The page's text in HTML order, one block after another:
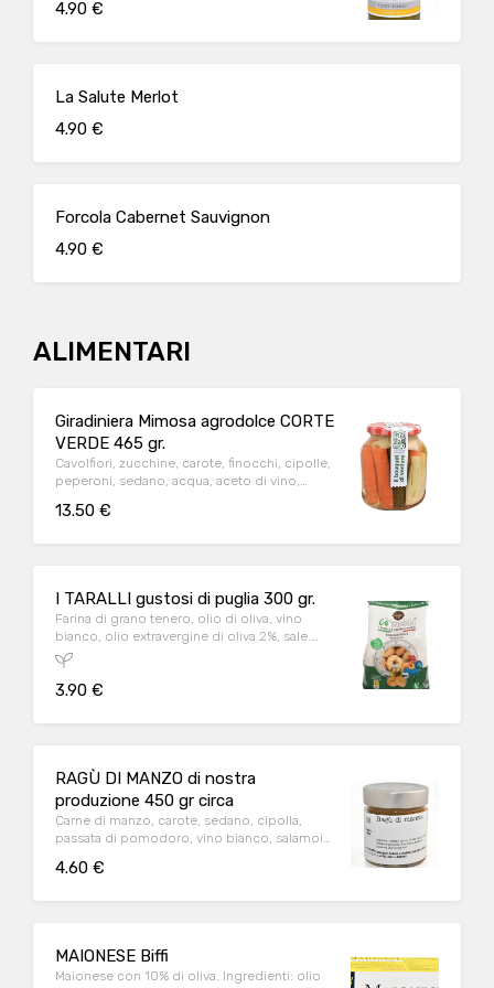
e a pasta molle, Salumi
4.90 €
La Salute Merlot
4.90 €
Forcola Cabernet Sauvignon
4.90 €
ALIMENTARI
Giradiniera Mimosa agrodolce CORTE
VERDE 465 gr.
Cavolfiori, zucchine, carote, finocchi, cipolle,
peperoni, sedano, acqua, aceto di vino,
13.50 €
I TARALLI gustosi di puglia 300 gr.
Farina di grano tenero, olio di oliva, vino
bianco, olio extravergine di oliva 2%, sale.
Può contenere tracce di sesamo e di latte.
3.90 €
RAGÙ DI MANZO di nostra
produzione 450 gr circa
Carne di manzo, carote, sedano, cipolla,
passata di pomodoro, vino bianco, salamoia
4.60 €
MAIONESE Biffi
Maionese con 10% di oliva. Ingredienti: olio